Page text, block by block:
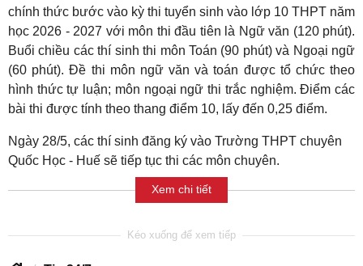
chính thức bước vào kỳ thi tuyển sinh vào lớp 10 THPT năm
học 2026 - 2027 với môn thi đầu tiên là Ngữ văn (120 phút).
Buổi chiều các thí sinh thi môn Toán (90 phút) và Ngoại ngữ
(60 phút). Đề thi môn ngữ văn và toán được tổ chức theo
hình thức tự luận; môn ngoại ngữ thi trắc nghiệm. Điểm các
bài thi được tính theo thang điểm 10, lấy đến 0,25 điểm.
Ngày 28/5, các thí sinh đăng ký vào Trường THPT chuyên
Quốc Học - Huế sẽ tiếp tục thi các môn chuyên.
Xem chi tiết